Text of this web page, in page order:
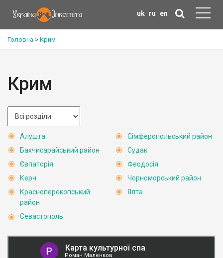
uk ru en
Головна > Крим
Крим
Алушта
Бахчисарайський район
Євпаторія
Керч
Красноперекопський
район
Севастополь
Сімферопольський район
Судак
Феодосія
Чорноморський район
Ялта